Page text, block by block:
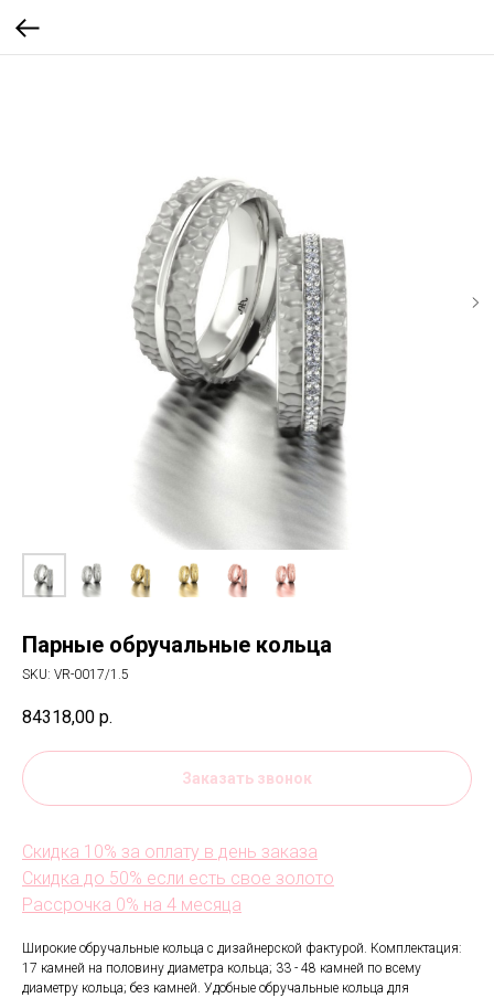
Парные обручальные кольца
SKU: VR-0017/1.5
84318,00 р.
Заказать звонок
Скидка 10% за оплату в день заказа
Скидка до 50% если есть свое золото
Рассрочка 0% на 4 месяца
Широкие обручальные кольца с дизайнерской фактурой. Комплектация:
17 камней на половину диаметра кольца; 33 - 48 камней по всему
диаметру кольца; без камней. Удобные обручальные кольца для